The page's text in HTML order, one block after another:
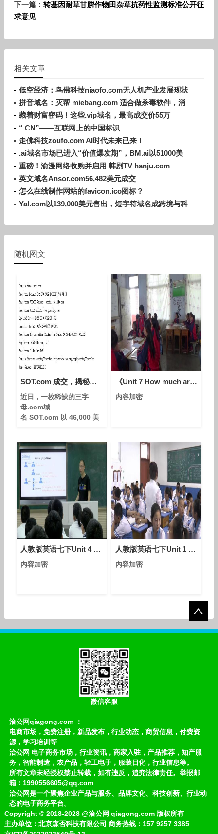
下一篇： 转基因耐草甘膦作物田杂草抗药性监测标准公开征
求意见
相关文章
低空经济：鸟佛科技niaofo.com无人机产业发展现状
及前景
拼音域名：灭帮 miebang.com 适合做杀毒软件，消
防器材等
藏着财富密码！这些.vip域名，最高成交价55万
“.CN”——互联网上的中国标识
走佛科技zoufo.com AI时代未来已来！
.ai域名市场已进入“价值爆发期”，BM.ai以51000美
元成交
重磅！渝漫网络收购并启用 韩剧TV hanju.com
英文域名Ansor.com56,482美元成交
怎么在线制作网站的favicon.ico图标？
Yal.com以139,000美元售出，短字符域名成跨境与科
随机图文
SOT.com 成交，揭秘三字母.com域名为何“一字千金”
近日，一枚稀缺的三字
母.com域
名 SOT.com 以 46,000 美
聚焦于域名世界中金字塔尖
的“硬通货”——三字
母.com域名。在长尾域名
和新顶级域层出不穷的今
天，像 SOT.com 这样短小
精悍、含义开放、全球通用
的极品短域名，依然以其不
可复制的稀缺性和强大的品
牌塑造潜力，稳坐数
《Unit 7 How much are these socks - Section B 2a—3b Self check》人教版英语七上-贵州-张自巧
内容加密
人教版英语七下Unit 4 Section A（Period 1）课堂视频实录（叶名锋）
内容加密
人教版英语七下Unit 1 Section A（1a-1c）课堂视频实录（范海燕）
内容加密
微信客服
洽公网qiagong.com ：
电商市场，免费注册，新品发布，行业动态，商贸信息，付费资
源，学习培训等
洽公网 电子商务市场，行业资讯，商家入驻，产品推荐，知产服
务，智能制造，农产品，轻工电子，服装日化，行业信息等。
所有文章未经授权禁止转载，如有违反，追究法律责任。举报邮
箱：1990556605@qq.com
洽公网是一个聚焦企业产品与服务、品牌文化、科技创新、行业动
态的电子商务平台。
Copyright ©2018-2028 @洽公网 qiagong.com 版权所有
主办单位：北京森否科技有限公司 商务热线：157 9257 3385